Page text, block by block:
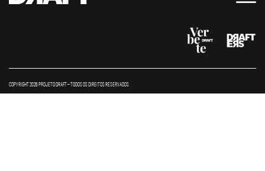
COPYRIGHT 2026 PROJETO DRAFT – TODOS OS DIREITOS RESERVADOS